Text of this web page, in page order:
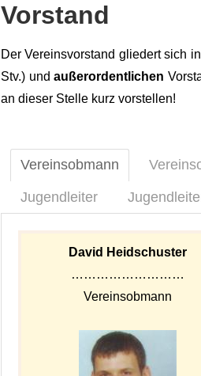
Vorstand
Der Vereinsvorstand gliedert sich in
Stv.) undaußerordentlichen
an dieser Stelle kurz vorstellen!
Vereinsobmann
Jugendleiter
David Heidschuster
………………………
Vereinsobmann